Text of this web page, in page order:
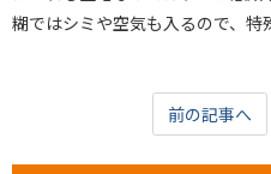
糊ではシミや空気も入るので、特
前の記事へ